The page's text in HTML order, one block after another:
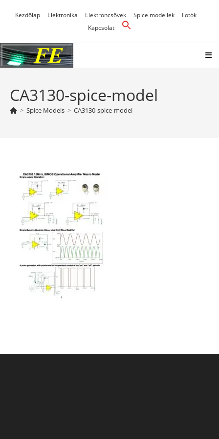
Kezdőlap Elektronika Elektroncsövek Spice modellek
Fotók
Kapcsolat
CA3130-spice-model
> Spice Models > CA3130-spice-model